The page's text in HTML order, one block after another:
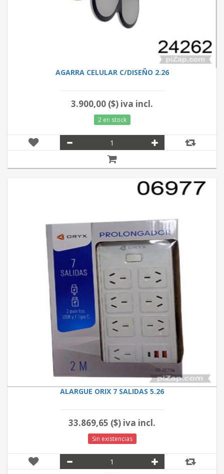
AGARRA CELULAR C/DISEÑO 2.26
3.900,00 ($) iva incl.
2 en stock
ALARGUE ORIX 7 SALIDAS 5.26
33.869,65 ($) iva incl.
Sin existencias